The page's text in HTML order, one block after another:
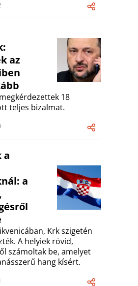
az
18
teljes bizalmat.
a
a
Krk szigetén
A helyiek rövid,
számoltak be, amelyet
hang kísért.